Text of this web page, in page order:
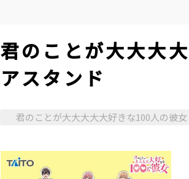
君のことが大大大
アスタンド
君のことが大大大大大好きな100人の彼女